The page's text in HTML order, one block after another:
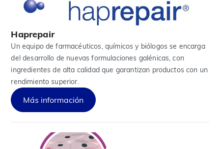
Haprepair
Un equipo de farmacéuticos, químicos y biólogos se encarga
del desarrollo de nuevas formulaciones galénicas, con
ingredientes de alta calidad que garantizan productos con un
rendimiento superior.
Más información